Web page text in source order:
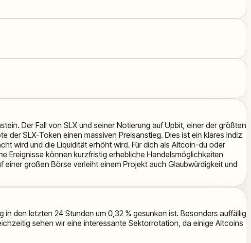
Der Fall von SLX und seiner Notierung auf Upbit, einer der größten
der SLX-Token einen massiven Preisanstieg. Dies ist ein klares Indiz
wird und die Liquidität erhöht wird. Für dich als Altcoin-du oder
Ereignisse können kurzfristig erhebliche Handelsmöglichkeiten
großen Börse verleiht einem Projekt auch Glaubwürdigkeit und
den letzten 24 Stunden um 0,32 % gesunken ist. Besonders auffällig
sehen wir eine interessante Sektorrotation, da einige Altcoins